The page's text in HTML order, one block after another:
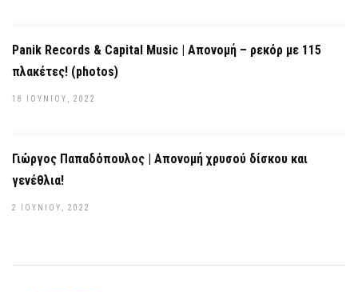
Panik Records & Capital Music | Απονομή – ρεκόρ με 115
πλακέτες! (photos)
18 ΙΟΥΝΊΟΥ, 2022
Γιώργος Παπαδόπουλος | Απονομή χρυσού δίσκου και
γενέθλια!
2 ΙΟΥΝΊΟΥ, 2022